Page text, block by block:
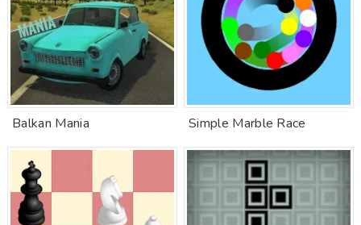
Balkan Mania Simple Marble Race